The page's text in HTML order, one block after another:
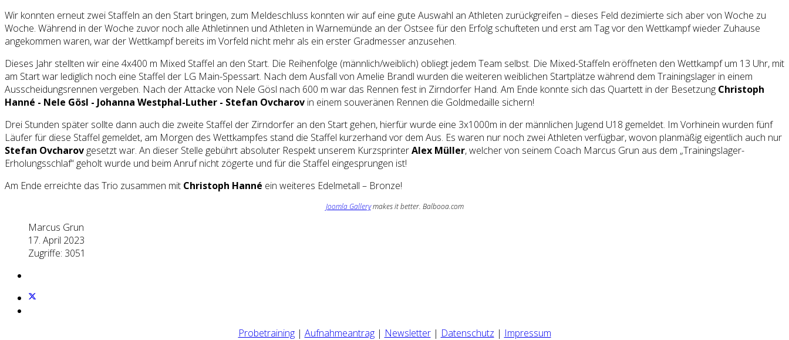
Wir konnten erneut zwei Staffeln an den Start bringen, zum Meldeschluss konnten wir auf eine gute Auswahl an Athleten zurückgreifen – dieses Feld dezimierte sich aber von Woche zu
Woche. Während in der Woche zuvor noch alle Athletinnen und Athleten in Warnemünde an der Ostsee für den Erfolg schufteten und erst am Tag vor den Wettkampf wieder Zuhause
angekommen waren, war der Wettkampf bereits im Vorfeld nicht mehr als ein erster Gradmesser anzusehen.
Dieses Jahr stellten wir eine 4x400 m Mixed Staffel an den Start. Die Reihenfolge (männlich/weiblich) obliegt jedem Team selbst. Die Mixed-Staffeln eröffneten den Wettkampf um 13 Uhr, mit
am Start war lediglich noch eine Staffel der LG Main-Spessart. Nach dem Ausfall von Amelie Brandl wurden die weiteren weiblichen Startplätze während dem Trainingslager in einem
Ausscheidungsrennen vergeben. Nach der Attacke von Nele Gösl nach 600 m war das Rennen fest in Zirndorfer Hand. Am Ende konnte sich das Quartett in der Besetzung Christoph
Hanné - Nele Gösl - Johanna Westphal-Luther - Stefan Ovcharov in einem souveränen Rennen die Goldmedaille sichern!
Drei Stunden später sollte dann auch die zweite Staffel der Zirndorfer an den Start gehen, hierfür wurde eine 3x1000m in der männlichen Jugend U18 gemeldet. Im Vorhinein wurden fünf
Läufer für diese Staffel gemeldet, am Morgen des Wettkampfes stand die Staffel kurzerhand vor dem Aus. Es waren nur noch zwei Athleten verfügbar, wovon planmäßig eigentlich auch nur
Stefan Ovcharov gesetzt war. An dieser Stelle gebührt absoluter Respekt unserem KurzsprinterAlex Müller, welcher von seinem Coach Marcus Grun aus dem „Trainingslager-
Erholungsschlaf“ geholt wurde und beim Anruf nicht zögerte und für die Staffel eingesprungen ist!
Am Ende erreichte das Trio zusammen mit Christoph Hanné ein weiteres Edelmetall – Bronze!
Joomla Gallerymakes it better. Balbooa.com
Marcus Grun
17. April 2023
Zugriffe: 3051
Probetraining| Aufnahmeantrag| Newsletter| Datenschutz | Impressum